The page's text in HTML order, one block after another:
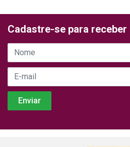
Cadastre-se para